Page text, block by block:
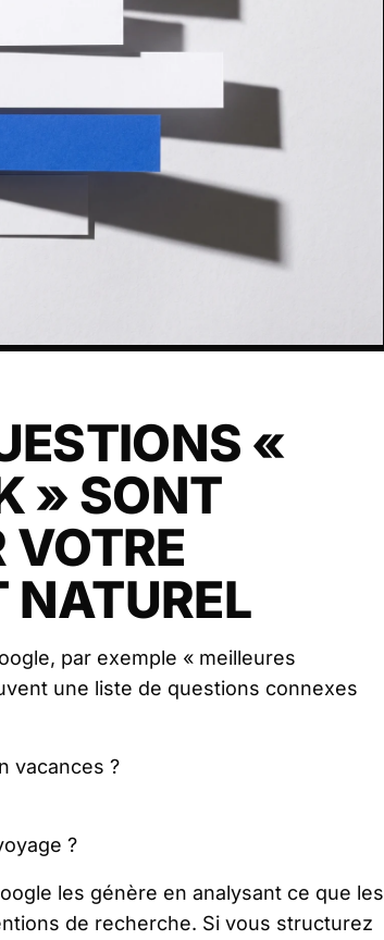
«
» SONT
VOTRE
NATUREL
par exemple « meilleures
une liste de questions connexes
vacances ?
?
les génère en analysant ce que les
de recherche. Si vous structurez